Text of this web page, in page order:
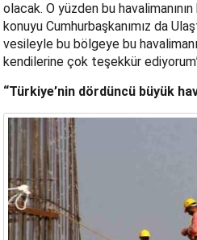
olacak. O yüzden bu
konuyu Cumhurbaşkanımız da
vesileyle bu bölgeye bu
kendilerine çok teşekkür
“Türkiye’nin dördüncü büyük